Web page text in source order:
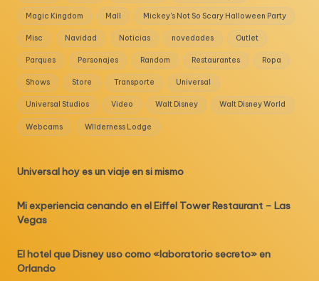
Magic Kingdom Mall Mickey's Not So Scary Halloween Party
Misc Navidad Noticias novedades Outlet
Parques Personajes Random Restaurantes Ropa
Shows Store Transporte Universal
Universal Studios Video Walt Disney Walt Disney World
Webcams WIlderness Lodge
Universal hoy es un viaje en si mismo
Mi experiencia cenando en el Eiffel Tower Restaurant – Las
Vegas
El hotel que Disney uso como «laboratorio secreto» en
Orlando